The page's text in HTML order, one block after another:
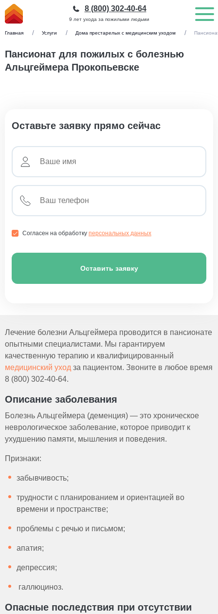
9 лет ухода за пожилыми людьми
8 (800) 302-40-64
Главная Услуги Дома престарелых с медицинским уходом
Пансионат для пожилых с болезнью
Альцгеймера Прокопьевске
Оставьте заявку прямо сейчас
Согласен на обработку персональных данных
Оставить заявку
Лечение болезни Альцгеймера проводится в пансионате
опытными специалистами. Мы гарантируем
качественную терапию и квалифицированный
медицинский уход за пациентом. Звоните в любое время
8 (800) 302-40-64.
Описание заболевания
Болезнь Альцгеймера (деменция) — это хроническое
неврологическое заболевание, которое приводит к
ухудшению памяти, мышления и поведения.
Признаки:
забывчивость;
трудности с планированием и ориентацией во
времени и пространстве;
проблемы с речью и письмом;
апатия;
депрессия;
галлюциноз.
Опасные последствия при отсутствии